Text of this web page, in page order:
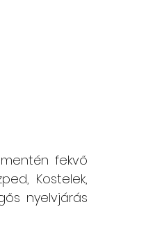
fekvő
Kostelek,
nyelvjárás